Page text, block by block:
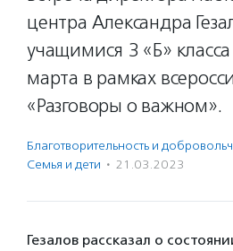
центра Александра
учащимися 3 «Б»
марта в рамках
«Разговоры о важном».
Благотвори­тель­ность и
Семья и дети · 21.03.2023
Гезалов рассказал о